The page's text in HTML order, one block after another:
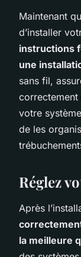
Maintenant
d’installer
instructions
une
sans fil,
correctement
votre
de les
Réglez
Après
la meilleure